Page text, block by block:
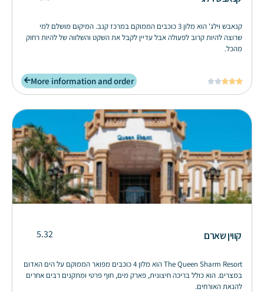
קנאבש וילג' הוא מלון 3 כוכבים הממוקם במרכז קנב. המיקום מושלם למי
שרוצה להיות קרוב לפעולה אבל עדיין לקבל את השקט והשלווה של להיות רחוק
מהכל.





More information and order
קווין שארם 5.32
The Queen Sharm Resort הוא מלון 4 כוכבים מפואר הממוקם על הים האדום
במצרים. הוא כולל בריכה חיצונית, פארק מים, חוף פרטי ומתקנים רבים אחרים
להנאת האורחים.